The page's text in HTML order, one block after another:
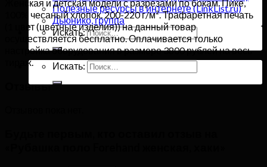
Полезные ресурсы в интернете (LinkList.ru)
Дьюнико, группа
Искать:
Искать:
Женская и детская модели с разрезами по бокам. Пике,
100% чесаный хлопок. 200-220 г/м². Трафаретная печать
(1 цвет (цветные изделия)) на данный товар
осуществляется бесплатно. Оплачивается только
настройка оборудования в размере 3800 рублей на весь
тираж.
Отзывы